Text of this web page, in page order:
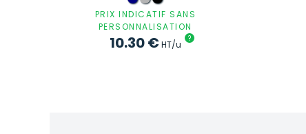
PRIX INDICATIF SANS
PERSONNALISATION
10.30€HT/u
?